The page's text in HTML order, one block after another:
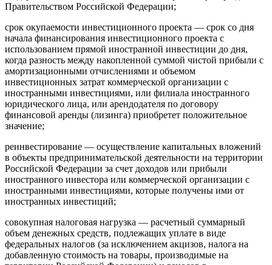
Правительством Российской Федерации;
срок окупаемости инвестиционного проекта — срок со дня
начала финансирования инвестиционного проекта с
использованием прямой иностранной инвестиции до дня,
когда разность между накопленной суммой чистой прибыли с
амортизационными отчислениями и объемом
инвестиционных затрат коммерческой организации с
иностранными инвестициями, или филиала иностранного
юридического лица, или арендодателя по договору
финансовой аренды (лизинга) приобретет положительное
значение;
реинвестирование — осуществление капитальных вложений
в объекты предпринимательской деятельности на территории
Российской Федерации за счет доходов или прибыли
иностранного инвестора или коммерческой организации с
иностранными инвестициями, которые получены ими от
иностранных инвестиций;
совокупная налоговая нагрузка — расчетный суммарный
объем денежных средств, подлежащих уплате в виде
федеральных налогов (за исключением акцизов, налога на
добавленную стоимость на товары, производимые на